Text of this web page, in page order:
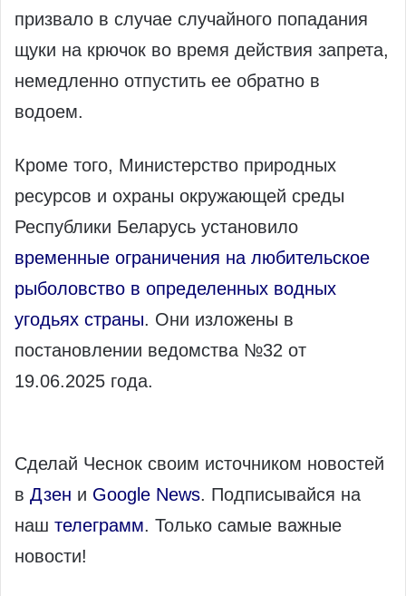
призвало в случае случайного попадания
щуки на крючок во время действия запрета,
немедленно отпустить ее обратно в
водоем.
Кроме того, Министерство природных
ресурсов и охраны окружающей среды
Республики Беларусь установило
временные ограничения на любительское
рыболовство в определенных водных
угодьях страны. Они изложены в
постановлении ведомства №32 от
19.06.2025 года.
Сделай Чеснок своим источником новостей
в Дзен и Google News. Подписывайся на
наш телеграмм. Только самые важные
новости!